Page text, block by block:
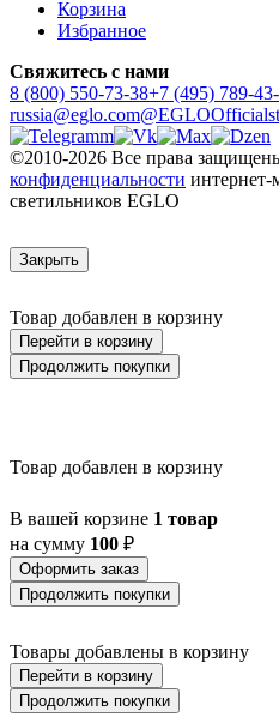
Корзина
Избранное
Свяжитесь с нами
8 (800) 550-73-38+7 (495) 789-43-
russia@eglo.com
©2010-2026 Все права
конфиденциальности интернет-
светильников EGLO
Закрыть
Товар добавлен в корзину
Перейти в корзину
Продолжить покупки
Товар добавлен в корзину
В вашей корзине 1 товар
на сумму 100 ₽
Оформить заказ
Продолжить покупки
Товары добавлены в корзину
Перейти в корзину
Продолжить покупки